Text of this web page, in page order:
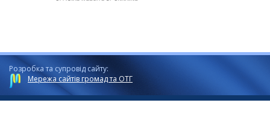
Розробка та супровід сайту:
Мережа сайтів громад та ОТГ